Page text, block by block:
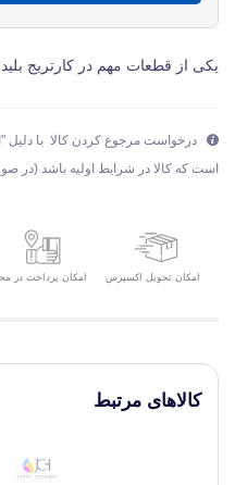
یکی از قطعات مهم در کارتریج
درخواست مرجوع کردن کالا با دلیل
است که کالا در شرایط اولیه باشد (در
امکان تحویل اکسپرس امکان پرداخت در
کالاهای مرتبط